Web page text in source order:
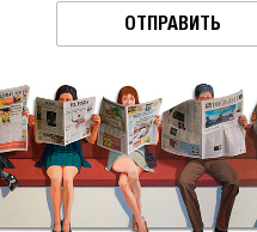
ОТПРАВИТЬ